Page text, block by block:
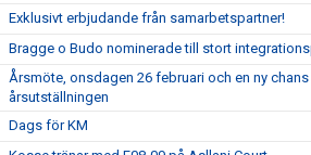
Exklusivt erbjudande från samarbetspartner!
Bragge o Budo nominerade till stort
Årsmöte, onsdagen 26 februari och en ny
årsutställningen
Dags för KM